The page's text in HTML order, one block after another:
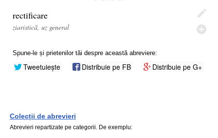
rectificare
ziaristică, uz general
Spune-le și prietenilor tăi despre această abreviere:
Tweetuiește Distribuie pe FB Distribuie pe G+
Colecții de abrevieri
Abrevieri repartizate pe categorii. De exemplu: